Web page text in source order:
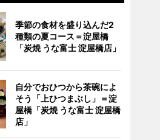
季節の食材を盛り込んだ2
種類の夏コース＝淀屋橋
「炭焼 うな富士 淀屋橋店」
自分でおひつから茶碗によ
そう「上ひつまぶし」＝淀
屋橋「炭焼 うな富士 淀屋橋
店」